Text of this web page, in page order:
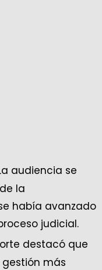
audiencia se
la
había avanzado
judicial.
destacó que
más